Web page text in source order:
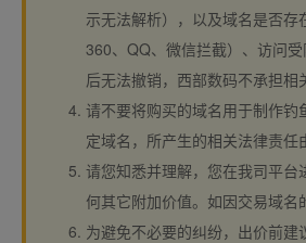
示无法解析），以及域名是否
360、QQ、微信拦截）、访问
后无法撤销，西部数码不承担相
请不要将购买的域名用于制作
定域名，所产生的相关法律责任
请您知悉并理解，您在我司平台
何其它附加价值。如因交易域
为避免不必要的纠纷，出价前建